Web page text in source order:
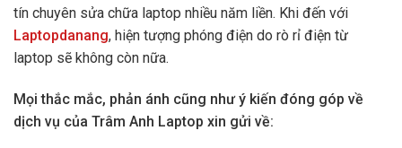
tín chuyên sửa chữa laptop nhiều năm liền. Khi đến với
Laptopdanang, hiện tượng phóng điện do rò rỉ điện từ
laptop sẽ không còn nữa.
Mọi thắc mắc, phản ánh cũng như ý kiến đóng góp về
dịch vụ của Trâm Anh Laptop xin gửi về: